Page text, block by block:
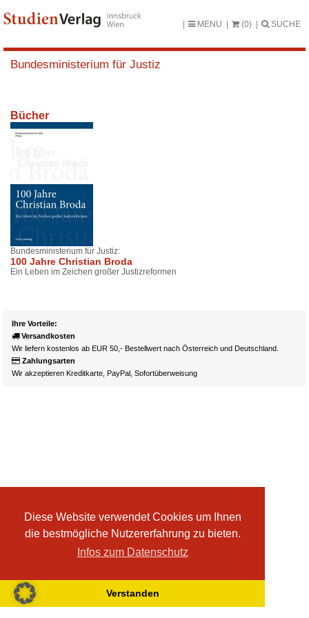
Diese Website verwendet Cookies um Ihnen
die bestmögliche Nutzererfahrung zu bieten.
Infos zum Datenschutz
Verstanden
MENU (0) SUCHE
Bundesministerium für Justiz
Bücher
Bundesministerium für Justiz:
100 Jahre Christian Broda
Ein Leben im Zeichen großer Justizreformen
Ihre Vorteile:
Versandkosten
Wir liefern kostenlos ab EUR 50,- Bestellwert nach Österreich und Deutschland.
Zahlungsarten
Wir akzeptieren Kreditkarte, PayPal, Sofortüberweisung